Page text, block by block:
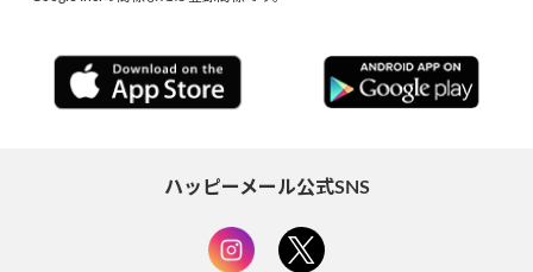
ハッピーメール公式SNS